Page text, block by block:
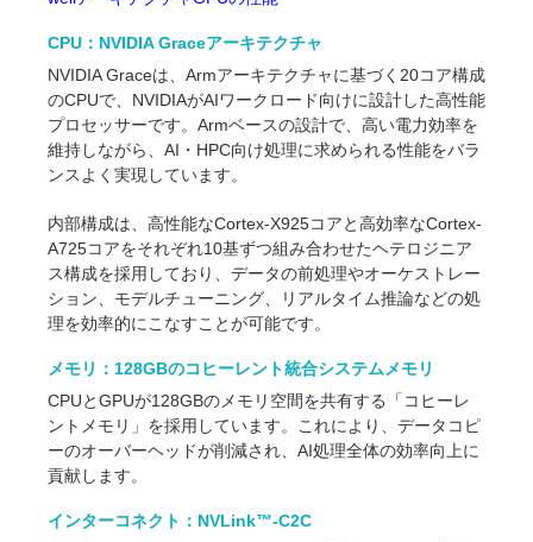
CPU：NVIDIA Graceアーキテクチャ
NVIDIA Graceは、Armアーキテクチャに基づく20コア構成
のCPUで、NVIDIAがAIワークロード向けに設計した高性能
プロセッサーです。Armベースの設計で、高い電力効率を
維持しながら、AI・HPC向け処理に求められる性能をバラ
ンスよく実現しています。
内部構成は、高性能なCortex-X925コアと高効率なCortex-
A725コアをそれぞれ10基ずつ組み合わせたヘテロジニア
ス構成を採用しており、データの前処理やオーケストレー
ション、モデルチューニング、リアルタイム推論などの処
理を効率的にこなすことが可能です。
メモリ：128GBのコヒーレント統合システムメモリ
CPUとGPUが128GBのメモリ空間を共有する「コヒーレ
ントメモリ」を採用しています。これにより、データコピ
ーのオーバーヘッドが削減され、AI処理全体の効率向上に
貢献します。
インターコネクト：NVLink™-C2C